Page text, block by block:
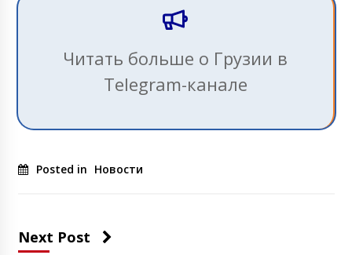
Читать больше о Грузии в
Telegram-канале
Posted in Новости
Next Post